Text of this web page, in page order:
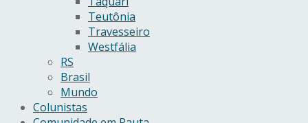
Teutônia
Travesseiro
Westfália
RS
Brasil
Mundo
Colunistas